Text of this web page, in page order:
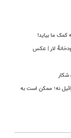
ما بیاید!
لار | عکس
شکار
نه؛ ممکن است به